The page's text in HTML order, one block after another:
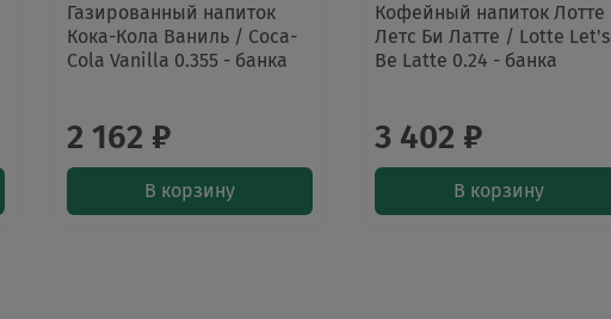
Газированный напиток
Кока-Кола Ваниль / Coca-
Cola Vanilla 0.355 - банка
2 162 ₽
В корзину
Кофейный напиток Лотте
Летс Би Латте / Lotte Let's
Be Latte 0.24 - банка
3 402 ₽
В корзину